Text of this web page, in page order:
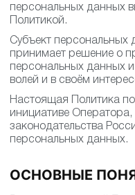
персональных данных
Политикой.
Субъект персональных
принимает решение о
персональных данных
волей и в своём
Настоящая Политика
инициативе Оператора,
законодательства
персональных данных.
ОСНОВНЫЕ